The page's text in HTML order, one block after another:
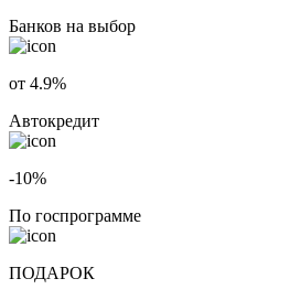
Банков на выбор
от 4.9%
Автокредит
-10%
По госпрограмме
ПОДАРОК